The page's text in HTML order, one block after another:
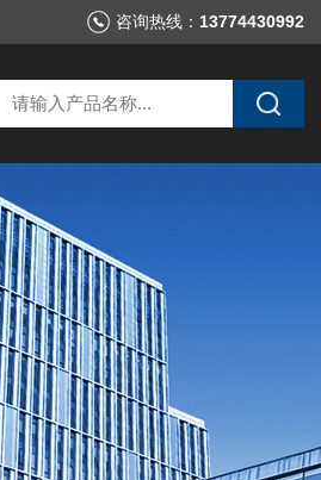
咨询热线： 13774430992